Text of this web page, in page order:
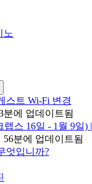
노
스트 Wi-Fi 변경
분에 업데이트됨
스 16일 - 1월 9일) |
56분에 업데이트됨
엇입니까?